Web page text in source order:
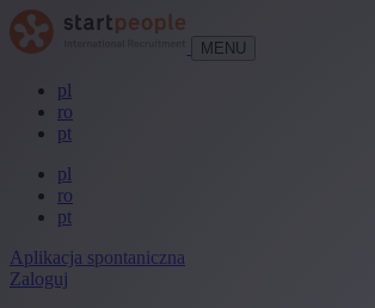
MENU
pl
ro
pt
pl
ro
pt
Aplikacja spontaniczna
Zaloguj